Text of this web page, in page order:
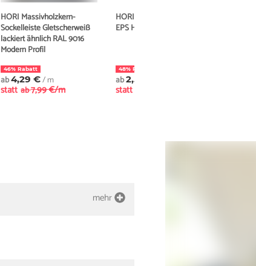
HORI Massivholzkern-
Sockelleiste Gletscherweiß
lackiert ähnlich RAL 9016
Modern Profil
46% Rabatt
ab4,29 €/ m
statt ab7,99 €/m
HORI Kunststoff Sockelleiste
EPS Hamburger Profil weiß
48% Rabatt
ab2,59 €
statt
mehr